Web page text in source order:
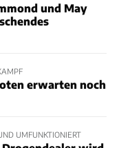
und May
erwarten noch
UMFUNKTIONIERT